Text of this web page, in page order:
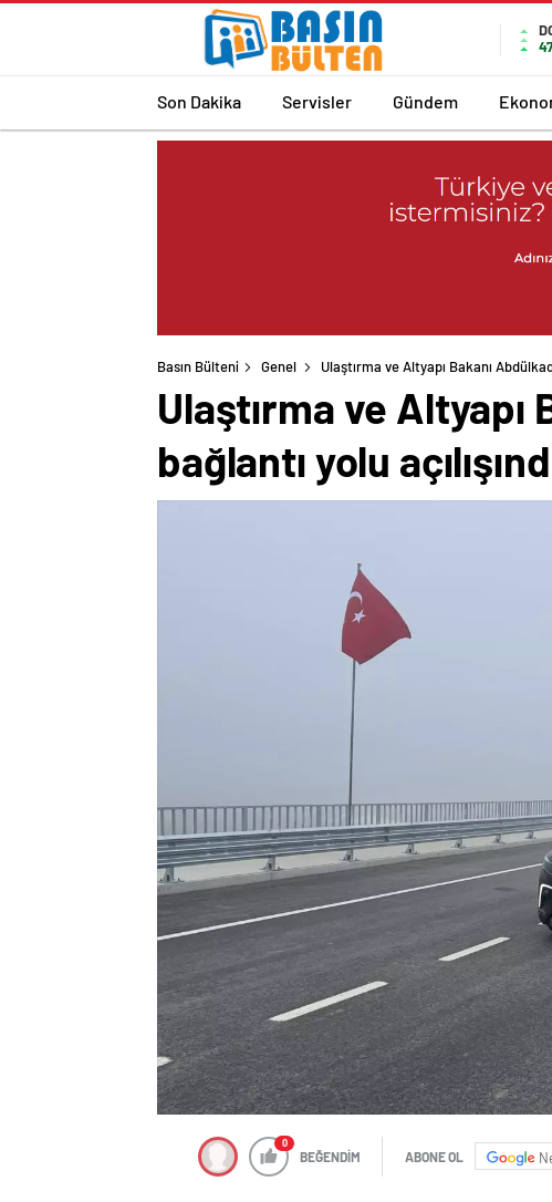
Son Dakika Servisler Gündem
Basın Bülteni Genel Ulaştırma ve Altyapı Bakanı
Ulaştırma ve Altyapı
bağlantı yolu
0
BEĞENDİM ABONE OL